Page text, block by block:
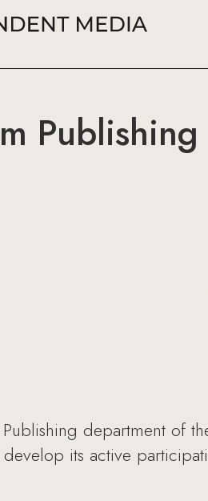
department of
its active